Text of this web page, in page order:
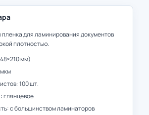
для ламинирования документов
плотностью.
мм)
100 шт.
глянцевое
с большинством ламинаторов